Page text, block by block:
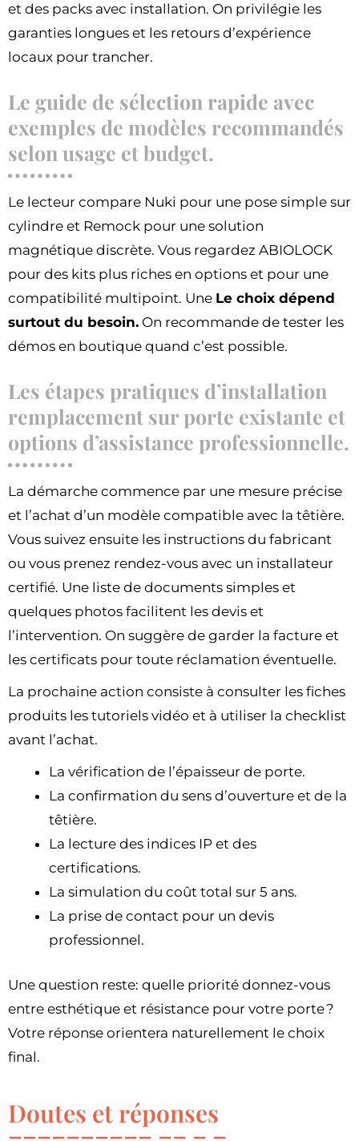
et des packs avec installation. On privilégie les
garanties longues et les retours d’expérience
locaux pour trancher.
Le guide de sélection rapide avec
exemples de modèles recommandés
selon usage et budget.
Le lecteur compare Nuki pour une pose simple sur
cylindre et Remock pour une solution
magnétique discrète. Vous regardez ABIOLOCK
pour des kits plus riches en options et pour une
compatibilité multipoint. Une Le choix dépend
surtout du besoin. On recommande de tester les
démos en boutique quand c’est possible.
Les étapes pratiques d’installation
remplacement sur porte existante et
options d’assistance professionnelle.
La démarche commence par une mesure précise
et l’achat d’un modèle compatible avec la têtière.
Vous suivez ensuite les instructions du fabricant
ou vous prenez rendez-vous avec un installateur
certifié. Une liste de documents simples et
quelques photos facilitent les devis et
l’intervention. On suggère de garder la facture et
les certificats pour toute réclamation éventuelle.
La prochaine action consiste à consulter les fiches
produits les tutoriels vidéo et à utiliser la checklist
avant l’achat.
La vérification de l’épaisseur de porte.
La confirmation du sens d’ouverture et de la
têtière.
La lecture des indices IP et des
certifications.
La simulation du coût total sur 5 ans.
La prise de contact pour un devis
professionnel.
Une question reste: quelle priorité donnez-vous
entre esthétique et résistance pour votre porte ?
Votre réponse orientera naturellement le choix
final.
Doutes et réponses